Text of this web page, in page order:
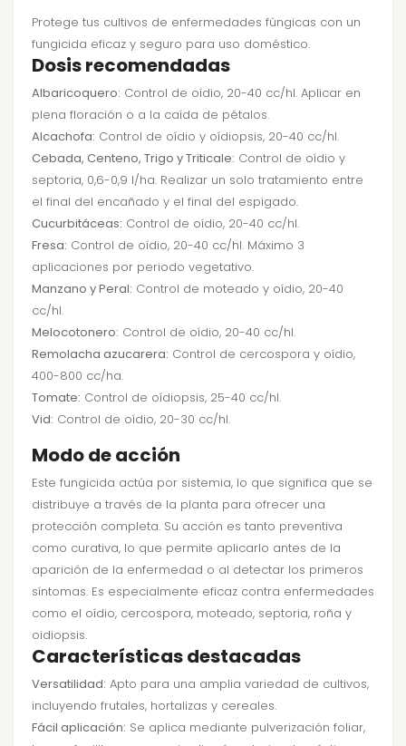
Protege tus cultivos de enfermedades fúngicas con un
fungicida eficaz y seguro para uso doméstico.
Dosis recomendadas
Albaricoquero: Control de oídio, 20-40 cc/hl. Aplicar en
plena floración o a la caída de pétalos.
Alcachofa: Control de oídio y oídiopsis, 20-40 cc/hl.
Cebada, Centeno, Trigo y Triticale: Control de oídio y
septoria, 0,6-0,9 l/ha. Realizar un solo tratamiento entre
el final del encañado y el final del espigado.
Cucurbitáceas: Control de oídio, 20-40 cc/hl.
Fresa: Control de oídio, 20-40 cc/hl. Máximo 3
aplicaciones por periodo vegetativo.
Manzano y Peral: Control de moteado y oídio, 20-40
cc/hl.
Melocotonero: Control de oídio, 20-40 cc/hl.
Remolacha azucarera: Control de cercospora y oídio,
400-800 cc/ha.
Tomate: Control de oídiopsis, 25-40 cc/hl.
Vid: Control de oídio, 20-30 cc/hl.
Modo de acción
Este fungicida actúa por sistemia, lo que significa que se
distribuye a través de la planta para ofrecer una
protección completa. Su acción es tanto preventiva
como curativa, lo que permite aplicarlo antes de la
aparición de la enfermedad o al detectar los primeros
síntomas. Es especialmente eficaz contra enfermedades
como el oídio, cercospora, moteado, septoria, roña y
oidiopsis.
Características destacadas
Versatilidad: Apto para una amplia variedad de cultivos,
incluyendo frutales, hortalizas y cereales.
Fácil aplicación: Se aplica mediante pulverización foliar,